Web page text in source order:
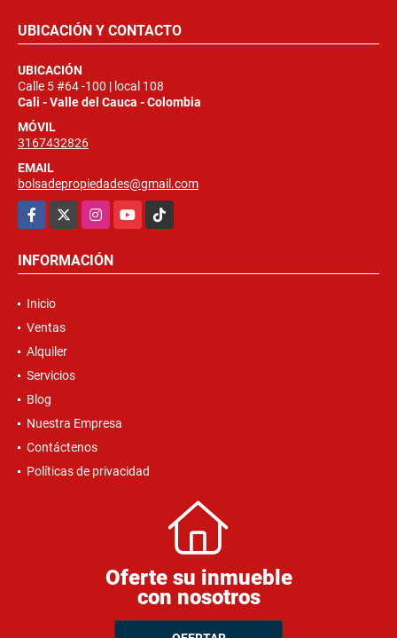
UBICACIÓN Y CONTACTO
UBICACIÓN
Calle 5 #64 -100 | local 108
Cali - Valle del Cauca - Colombia
MÓVIL
3167432826
EMAIL
bolsadepropiedades@gmail.com
Facebook
InstagramYouTubeTikTok
INFORMACIÓN
Inicio
Ventas
Alquiler
Servicios
Blog
Nuestra Empresa
Contáctenos
Políticas de privacidad
Oferte su inmueble
con nosotros